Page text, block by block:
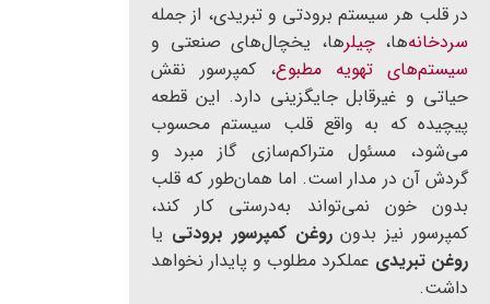
در قلب هر سیستم برودتی و تبریدی، از جمله
سردخانه‌ها،چیلرها، یخچال‌های صنعتی و
سیستم‌های تهویه مطبوع، کمپرسور نقش
حیاتی و غیرقابل جایگزینی دارد. این قطعه
پیچیده که به واقع قلب سیستم محسوب
می‌شود، مسئول متراکم‌سازی گاز مبرد و
گردش آن در مدار است. اما همان‌طور که قلب
بدون خون نمی‌تواند به‌درستی کار کند،
کمپرسور نیز بدونروغن کمپرسور برودتی یا
روغن تبریدی عملکرد مطلوب و پایدار نخواهد
داشت.